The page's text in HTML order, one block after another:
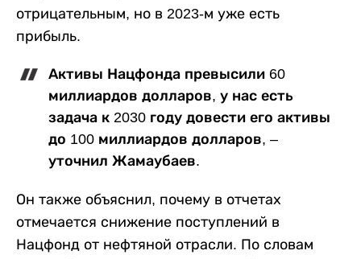
отрицательным, но в 2023-м уже есть
прибыль.
Активы Нацфонда превысили 60
миллиардов долларов, у нас есть
задача к 2030 году довести его активы
до 100 миллиардов долларов, –
уточнил Жамаубаев.
Он также объяснил, почему в отчетах
отмечается снижение поступлений в
Нацфонд от нефтяной отрасли. По словам